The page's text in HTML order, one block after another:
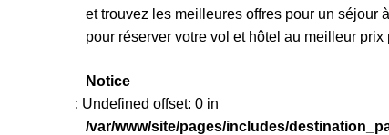
et trouvez les meilleures offres pour un séjour
pour réserver votre vol et hôtel au meilleur prix
Notice
: Undefined offset: 0 in
/var/www/site/pages/includes/